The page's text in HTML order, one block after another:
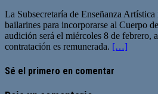
La Subsecretaría de Enseñanza
bailarines para incorporarse al Cuerpo
audición será el miércoles 8 de febrero,
contratación es remunerada. […]
Sé el primero en comentar